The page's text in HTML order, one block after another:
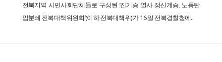
전북지역 시민사회단체들로 구성된 ‘진기승 열사 정신계승, 노동탄
압분쇄 전북대책위원회’(이하 전북대책위)가 16일 전북경찰청에...